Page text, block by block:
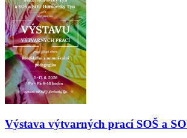
Výstava výtvarných prací SOŠ a